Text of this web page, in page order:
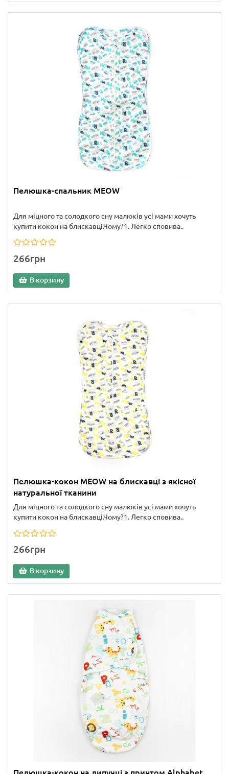
Пелюшка-спальник MEOW
Для міцного та солодкого сну малюків усі мами хочуть
купити кокон на блискавці.Чому?1. Легко сповива..
266грн
В корзину
Пелюшка-кокон MEOW на блискавці з якісної
натуральної тканини
Для міцного та солодкого сну малюків усі мами хочуть
купити кокон на блискавці.Чому?1. Легко сповива..
266грн
В корзину